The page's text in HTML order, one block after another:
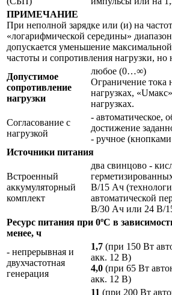
ПРИМЕЧАНИЕ
При неполной зарядке или (и) на
«логарифмической середины»
допускается уменьшение
частоты и сопротивления нагрузки, но
Допустимое
сопротивление
нагрузки
любое (0…∞)
Ограничение тока
нагрузках,
нагрузках.
Согласование с
нагрузкой
- автоматическое,
достижение
- ручное
Источники питания
Встроенный
аккумуляторный
комплект
два свинцово -
В/15 Ач
автоматической
В/30 Ач или 24 В/
Ресурс питания при 0ºС в
менее, ч
- непрерывная и
двухчастотная
генерация
1,7 (при 150 Вт
акк. 12 В)
4,0 (при 65 Вт
акк. 12 В)
11 (при 200 Вт